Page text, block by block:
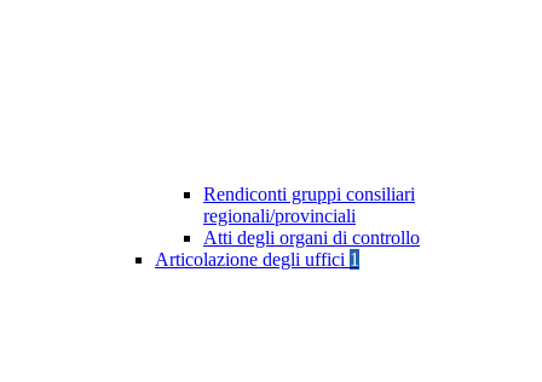
Rendiconti gruppi consiliari
regionali/provinciali
Atti degli organi di controllo
Articolazione degli uffici 1